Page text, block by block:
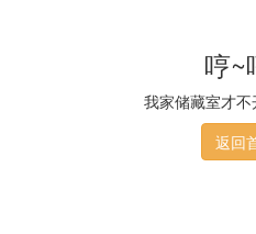
哼~
我家储藏室才
返回